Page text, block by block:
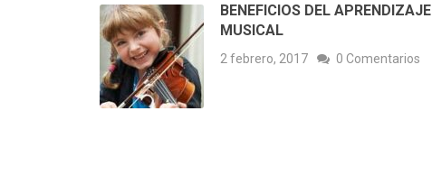
BENEFICIOS DEL APRENDIZAJE
MUSICAL
2 febrero, 2017 0 Comentarios